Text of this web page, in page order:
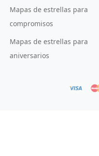
Mapas de estrellas para
compromisos
Mapas de estrellas para
aniversarios